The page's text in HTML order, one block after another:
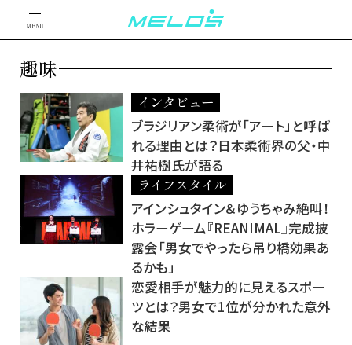
MENU
趣味
インタビュー
ブラジリアン柔術が「アート」と呼ば
れる理由とは？日本柔術界の父・中
井祐樹氏が語る
ライフスタイル
アインシュタイン＆ゆうちゃみ絶叫！
ホラーゲーム『REANIMAL』完成披
露会「男女でやったら吊り橋効果あ
るかも」
恋愛相手が魅力的に見えるスポー
ツとは？男女で1位が分かれた意外
な結果